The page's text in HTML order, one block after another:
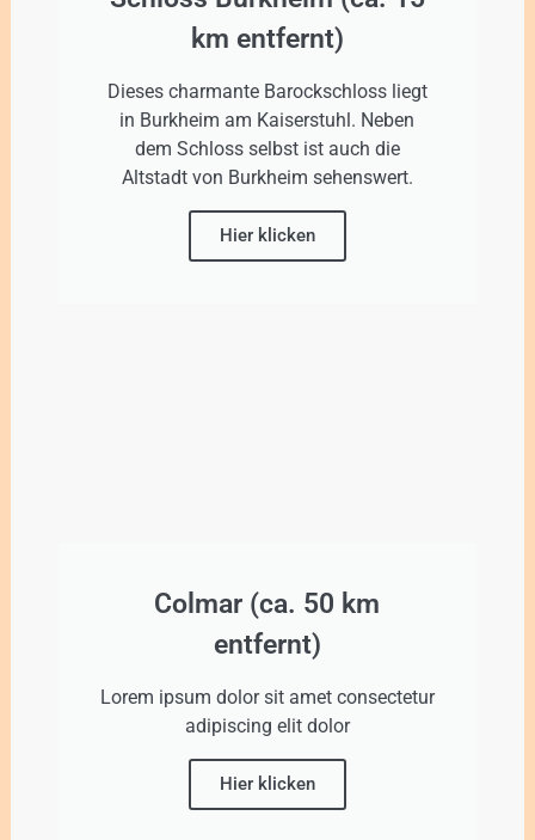
km entfernt)
Dieses charmante Barockschloss liegt
in Burkheim am Kaiserstuhl. Neben
dem Schloss selbst ist auch die
Altstadt von Burkheim sehenswert.
Hier klicken
Colmar (ca. 50 km
entfernt)
Lorem ipsum dolor sit amet consectetur
adipiscing elit dolor
Hier klicken